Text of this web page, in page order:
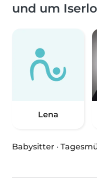
und um
Lena
Babysitter ·